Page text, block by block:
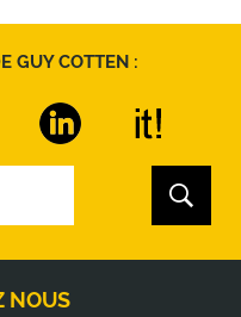
GUY COTTEN :
NOUS